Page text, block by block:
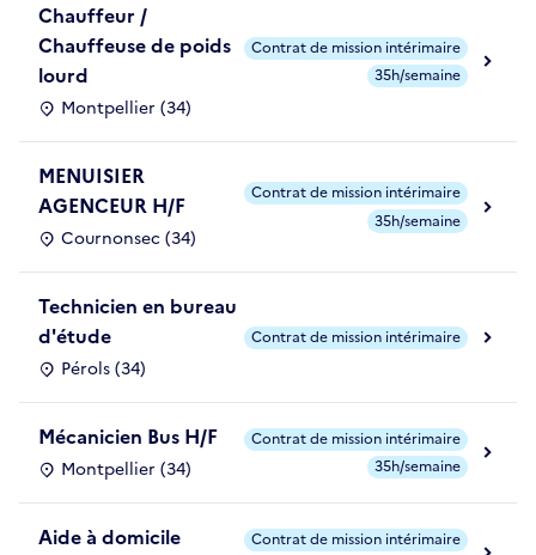
Chauffeur /
Chauffeuse de poids
lourd
Montpellier (34)
Contrat de mission intérimaire
35h/semaine
MENUISIER
AGENCEUR H/F
Cournonsec (34)
Contrat de mission intérimaire
35h/semaine
Technicien en bureau
d'étude
Pérols (34)
Contrat de mission intérimaire
Mécanicien Bus H/F
Montpellier (34)
Contrat de mission intérimaire
35h/semaine
Aide à domicile
Contrat de mission intérimaire